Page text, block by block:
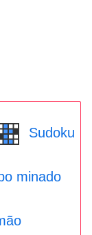
Sudoku
minado